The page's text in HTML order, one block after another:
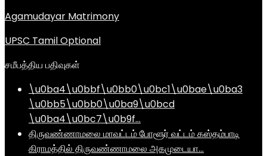
Agamudayar Matrimony
UPSC Tamil Optional
சமீபத்திய பதிவுகள்
\u0ba4\u0bbf\u0bb0\u0bc1\u0bae\u0ba3
\u0bb5\u0bb0\u0ba9\u0bcd
\u0ba4\u0bc7\u0b9f…
திருவண்ணாமலை மாவட்டம் போளூர் வட்டம் கஸ்தம்பாடி
கிராமத்தில் திருவண்ணாமலை அகமுடையா…